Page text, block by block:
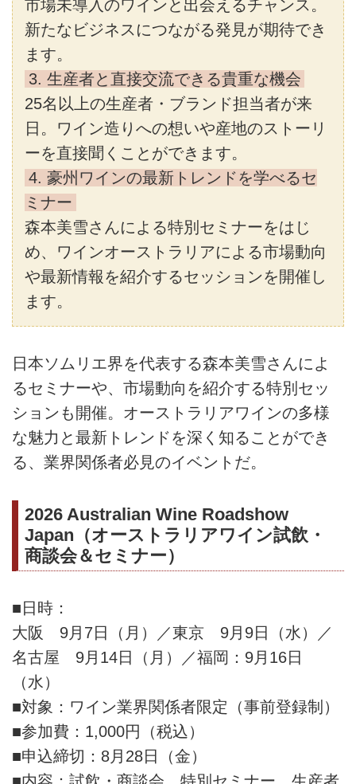
市場未導入のワインと出会えるチャンス。
新たなビジネスにつながる発見が期待でき
ます。
3. 生産者と直接交流できる貴重な機会
25名以上の生産者・ブランド担当者が来
日。ワイン造りへの想いや産地のストーリ
ーを直接聞くことができます。
4. 豪州ワインの最新トレンドを学べるセ
ミナー
森本美雪さんによる特別セミナーをはじ
め、ワインオーストラリアによる市場動向
や最新情報を紹介するセッションを開催し
ます。
日本ソムリエ界を代表する森本美雪さんによ
るセミナーや、市場動向を紹介する特別セッ
ションも開催。オーストラリアワインの多様
な魅力と最新トレンドを深く知ることができ
る、業界関係者必見のイベントだ。
2026 Australian Wine Roadshow
Japan（オーストラリアワイン試飲・
商談会＆セミナー）
■日時：
大阪 9月7日（月）／東京 9月9日（水）／
名古屋 9月14日（月）／福岡：9月16日
（水）
■対象：ワイン業界関係者限定（事前登録制）
■参加費：1,000円（税込）
■申込締切：8月28日（金）